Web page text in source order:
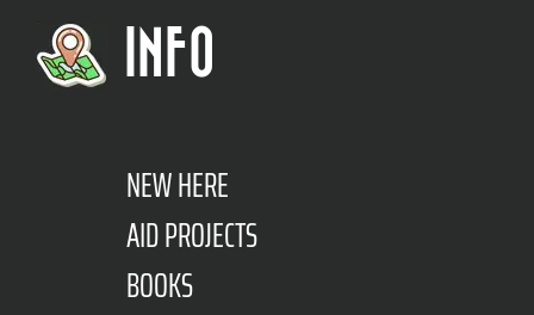
INFO
NEW HERE
AID PROJECTS
BOOKS